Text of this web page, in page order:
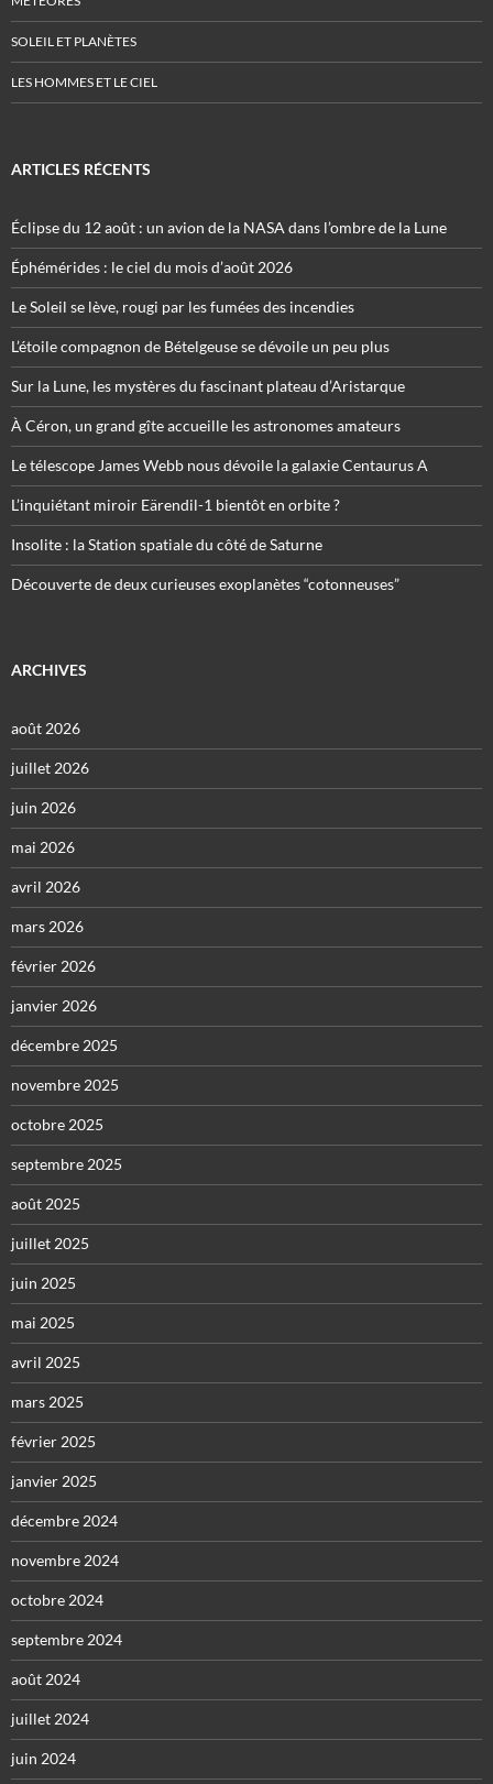
SOLEIL ET PLANÈTES
LES HOMMES ET LE CIEL
ARTICLES RÉCENTS
Éclipse du 12 août : un avion de la NASA dans l’ombre de la Lune
Éphémérides : le ciel du mois d’août 2026
Le Soleil se lève, rougi par les fumées des incendies
L’étoile compagnon de Bételgeuse se dévoile un peu plus
Sur la Lune, les mystères du fascinant plateau d’Aristarque
À Céron, un grand gîte accueille les astronomes amateurs
Le télescope James Webb nous dévoile la galaxie Centaurus A
L’inquiétant miroir Eärendil-1 bientôt en orbite ?
Insolite : la Station spatiale du côté de Saturne
Découverte de deux curieuses exoplanètes “cotonneuses”
ARCHIVES
août 2026
juillet 2026
juin 2026
mai 2026
avril 2026
mars 2026
février 2026
janvier 2026
décembre 2025
novembre 2025
octobre 2025
septembre 2025
août 2025
juillet 2025
juin 2025
mai 2025
avril 2025
mars 2025
février 2025
janvier 2025
décembre 2024
novembre 2024
octobre 2024
septembre 2024
août 2024
juillet 2024
juin 2024